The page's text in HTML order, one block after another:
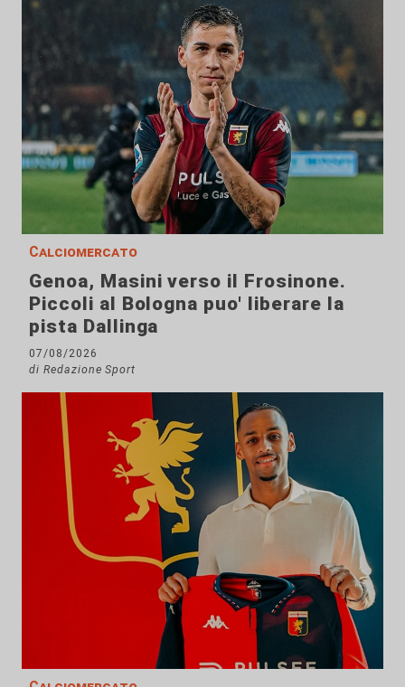
Calciomercato
Genoa, Masini verso il Frosinone.
Piccoli al Bologna puo' liberare la
pista Dallinga
07/08/2026
di Redazione Sport